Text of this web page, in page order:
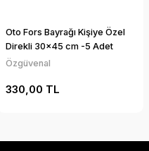
Oto Fors Bayrağı Kişiye Özel
Direkli 30x45 cm -5 Adet
Özgüvenal
330,00 TL